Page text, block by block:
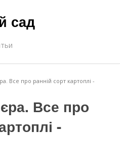
сад
Все про ранній сорт картоплі -
Все про
-